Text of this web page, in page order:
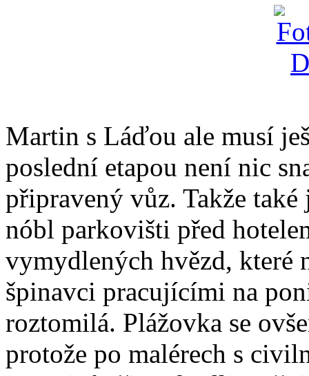
Martin s Láďou ale musí
poslední etapou není nic
připravený vůz. Takže
nóbl parkovišti před
vymydlených hvězd, které
špinavci pracujícími na
roztomilá. Plážovka se
protože po malérech s